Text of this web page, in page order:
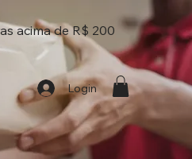
acima de R$ 200
Login